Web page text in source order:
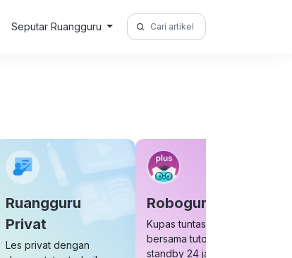
Seputar Ruangguru
Search
for:
Ruangguru
Privat
Les privat dengan
Roboguru Plus
Kupas tuntas soal sulit
bersama tutor yang
standby 24 jam